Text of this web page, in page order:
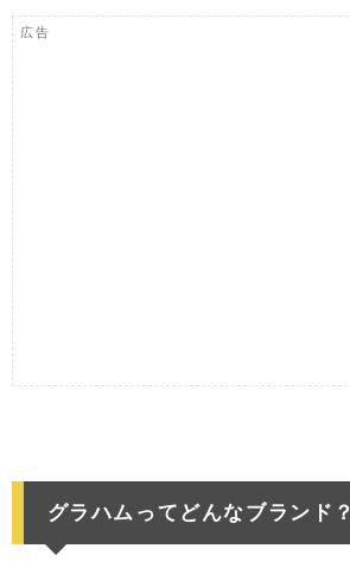
広告
グラハムってどんなブランド？